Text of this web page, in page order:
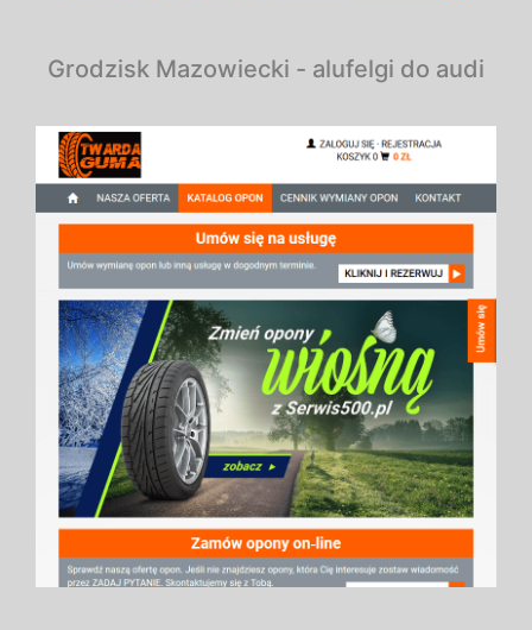
Grodzisk Mazowiecki - alufelgi do audi